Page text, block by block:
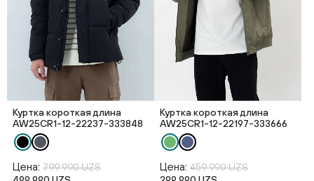
Куртка короткая длина
AW25CR1-12-22237-333848
Цена: 799 990 UZS
Куртка короткая длина
AW25CR1-12-22197-333666
Цена: 459 990 UZS